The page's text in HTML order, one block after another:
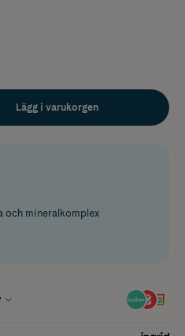
Lägg i varukorgen
och mineralkomplex